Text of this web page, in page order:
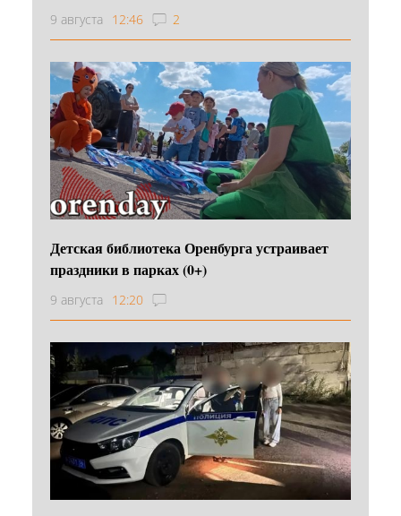
9 августа 12:46 2
Детская библиотека Оренбурга устраивает
праздники в парках (0+)
9 августа 12:20